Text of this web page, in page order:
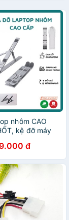
nhôm CAO
kệ đỡ máy
gọn tiện , chịu
đ